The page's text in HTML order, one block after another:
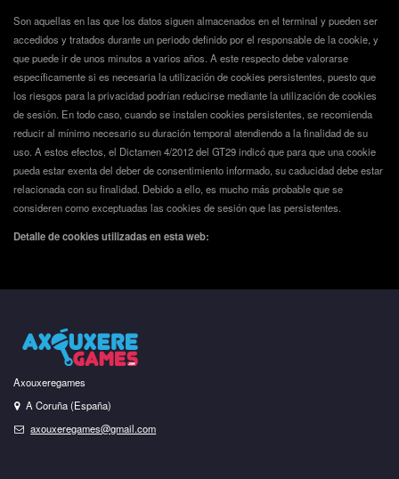
Son aquellas en las que los datos siguen almacenados en el terminal y pueden ser
accedidos y tratados durante un periodo definido por el responsable de la cookie, y
que puede ir de unos minutos a varios años. A este respecto debe valorarse
específicamente si es necesaria la utilización de cookies persistentes, puesto que
los riesgos para la privacidad podrían reducirse mediante la utilización de cookies
de sesión. En todo caso, cuando se instalen cookies persistentes, se recomienda
reducir al mínimo necesario su duración temporal atendiendo a la finalidad de su
uso. A estos efectos, el Dictamen 4/2012 del GT29 indicó que para que una cookie
pueda estar exenta del deber de consentimiento informado, su caducidad debe estar
relacionada con su finalidad. Debido a ello, es mucho más probable que se
consideren como exceptuadas las cookies de sesión que las persistentes.
Detalle de cookies utilizadas en esta web:
Axouxeregames
A Coruña (España)
axouxeregames@gmail.com